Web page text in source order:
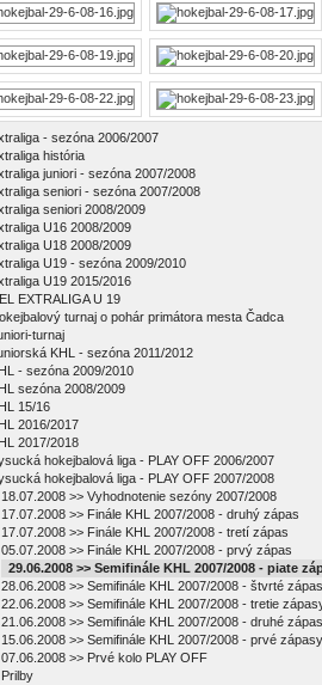
- sezóna 2006/2007
história
juniori - sezóna 2007/2008
seniori - sezóna 2007/2008
seniori 2008/2009
U16 2008/2009
U18 2008/2009
U19 - sezóna 2009/2010
U19 2015/2016
EXTRALIGA U 19
turnaj o pohár primátora mesta Čadca
turnaj
KHL - sezóna 2011/2012
- sezóna 2009/2010
sezóna 2008/2009
15/16
2016/2017
2017/2018
hokejbalová liga - PLAY OFF 2006/2007
hokejbalová liga - PLAY OFF 2007/2008
18.07.2008 >> Vyhodnotenie sezóny 2007/2008
17.07.2008 >> Finále KHL 2007/2008 - druhý zápas
17.07.2008 >> Finále KHL 2007/2008 - tretí zápas
05.07.2008 >> Finále KHL 2007/2008 - prvý zápas
29.06.2008 >> Semifinále KHL 2007/2008 - piate
28.06.2008 >> Semifinále KHL 2007/2008 - štvrté
22.06.2008 >> Semifinále KHL 2007/2008 - tretie
21.06.2008 >> Semifinále KHL 2007/2008 - druhé
15.06.2008 >> Semifinále KHL 2007/2008 - prvé zápasy
07.06.2008 >> Prvé kolo PLAY OFF
Prilby